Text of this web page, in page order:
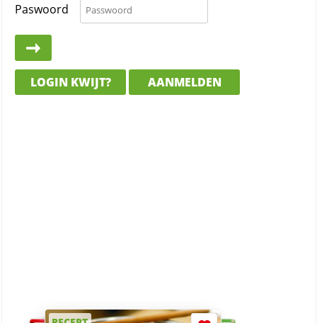
Paswoord
LOGIN KWIJT? AANMELDEN